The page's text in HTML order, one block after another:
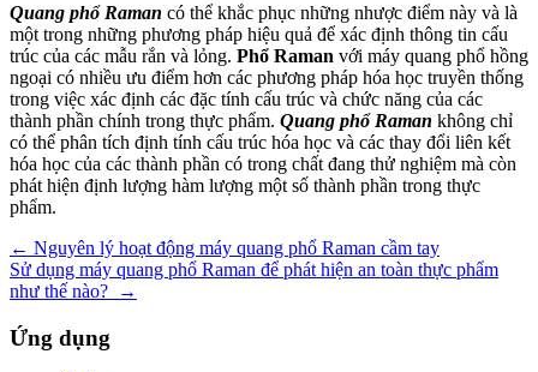
Quang phổ Raman có thể khắc phục những nhược điểm này và là
một trong những phương pháp hiệu quả để xác định thông tin cấu
trúc của các mẫu rắn và lỏng. Phổ Raman với máy quang phổ hồng
ngoại có nhiều ưu điểm hơn các phương pháp hóa học truyền thống
trong việc xác định các đặc tính cấu trúc và chức năng của các
thành phần chính trong thực phẩm. Quang phổ Raman không chỉ
có thể phân tích định tính cấu trúc hóa học và các thay đổi liên kết
hóa học của các thành phần có trong chất đang thử nghiệm mà còn
phát hiện định lượng hàm lượng một số thành phần trong thực
phẩm.
Điều
hướng
viết
← Nguyên lý hoạt động máy quang phổ Raman cầm tay
Sử dụng máy quang phổ Raman để phát hiện an toàn thực phẩm
như thế nào?
→
Ứng dụng